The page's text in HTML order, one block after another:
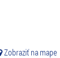
Zobraziť na mape